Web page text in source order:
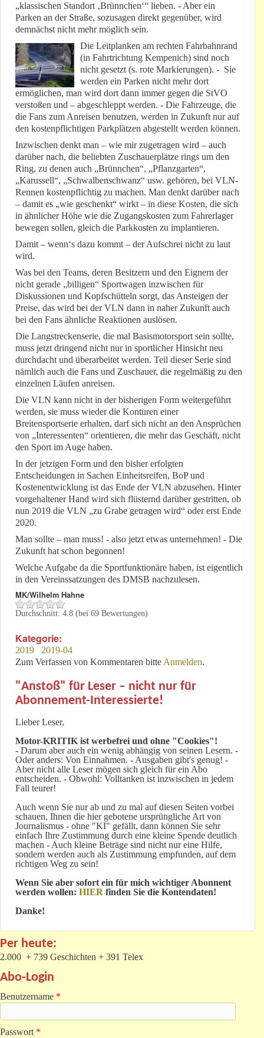
„klassischen Standort ‚Brünnchen‘“ lieben. - Aber ein
Parken an der Straße, sozusagen direkt gegenüber, wird
demnächst nicht mehr möglich sein.
Die Leitplanken am rechten Fahrbahnrand
(in Fahrtrichtung Kempenich) sind noch
nicht gesetzt (s. rote Markierungen). - Sie
werden ein Parken nicht mehr dort
ermöglichen, man wird dort dann immer gegen die StVO
verstoßen und – abgeschleppt werden. - Die Fahrzeuge, die
die Fans zum Anreisen benutzen, werden in Zukunft nur auf
den kostenpflichtigen Parkplätzen abgestellt werden können.
Inzwischen denkt man – wie mir zugetragen wird – auch
darüber nach, die beliebten Zuschauerplätze rings um den
Ring, zu denen auch „Brünnchen“, „Pflanzgarten“,
„Karussell“, „Schwalbenschwanz“ usw. gehören, bei VLN-
Rennen kostenpflichtig zu machen. Man denkt darüber nach
– damit es „wie geschenkt“ wirkt – in diese Kosten, die sich
in ähnlicher Höhe wie die Zugangskosten zum Fahrerlager
bewegen sollen, gleich die Parkkosten zu implantieren.
Damit – wenn‘s dazu kommt – der Aufschrei nicht zu laut
wird.
Was bei den Teams, deren Besitzern und den Eignern der
nicht gerade „billigen“ Sportwagen inzwischen für
Diskussionen und Kopfschütteln sorgt, das Ansteigen der
Preise, das wird bei der VLN dann in naher Zukunft auch
bei den Fans ähnliche Reaktionen auslösen.
Die Langstreckenserie, die mal Basismotorsport sein sollte,
muss jetzt dringend nicht nur in sportlicher Hinsicht neu
durchdacht und überarbeitet werden. Teil dieser Serie sind
nämlich auch die Fans und Zuschauer, die regelmäßig zu den
einzelnen Läufen anreisen.
Die VLN kann nicht in der bisherigen Form weitergeführt
werden, sie muss wieder die Konturen einer
Breitensportserie erhalten, darf sich nicht an den Ansprüchen
von „Interessenten“ orientieren, die mehr das Geschäft, nicht
den Sport im Auge haben.
In der jetzigen Form und den bisher erfolgten
Entscheidungen in Sachen Einheitsreifen, BoP und
Kostenentwicklung ist das Ende der VLN abzusehen. Hinter
vorgehaltener Hand wird sich flüsternd darüber gestritten, ob
nun 2019 die VLN „zu Grabe getragen wird“ oder erst Ende
2020.
Man sollte – man muss! - also jetzt etwas unternehmen! - Die
Zukunft hat schon begonnen!
Welche Aufgabe da die Sportfunktionäre haben, ist eigentlich
in den Vereinssatzungen des DMSB nachzulesen.
MK/Wilhelm Hahne
Durchschnitt: 4.8 (bei 69 Bewertungen)
Kategorie:
2019
2019-04
Zum Verfassen von Kommentaren bitte Anmelden.
"Anstoß" für Leser – nicht nur für
Abonnement-Interessierte!
Lieber Leser,
Motor-KRITIK ist werbefrei und ohne "Cookies"!
- Darum aber auch ein wenig abhängig von seinen Lesern. -
Oder anders: Von Einnahmen. - Ausgaben gibt's genug! -
Aber nicht alle Leser mögen sich gleich für ein Abo
entscheiden. - Obwohl: Volltanken ist inzwischen in jedem
Fall teurer!
Auch wenn Sie nur ab und zu mal auf diesen Seiten vorbei
schauen, Ihnen die hier gebotene ursprüngliche Art von
Journalismus - ohne "KI" gefällt, dann können Sie sehr
einfach Ihre Zustimmung durch eine kleine Spende deutlich
machen - Auch kleine Beträge sind nicht nur eine Hilfe,
sondern werden auch als Zustimmung empfunden, auf dem
richtigen Weg zu sein!
Wenn Sie aber sofort ein für mich wichtiger Abonnent
werden wollen: HIER finden Sie die Kontendaten!
Danke!
Per heute:
2.000 + 739 Geschichten + 391 Telex
Abo-Login
Benutzername *
Passwort *